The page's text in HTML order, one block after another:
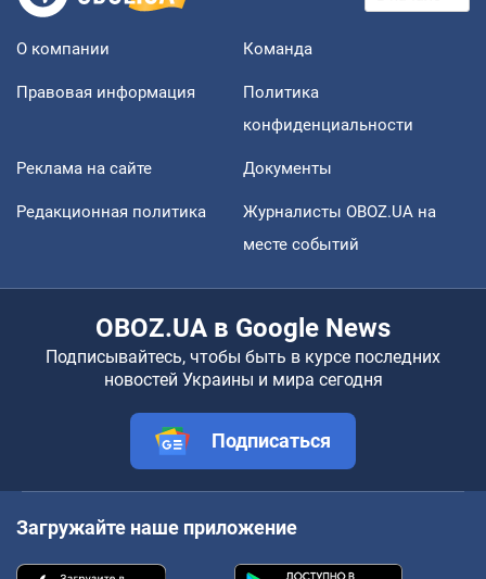
О компании Команда
Правовая информация
Политика
конфиденциальности
Реклама на сайте Документы
Редакционная политика
Журналисты OBOZ.UA на
месте событий
OBOZ.UA в Google News
Подписывайтесь, чтобы быть в курсе последних
новостей Украины и мира сегодня
Подписаться
Загружайте наше приложение